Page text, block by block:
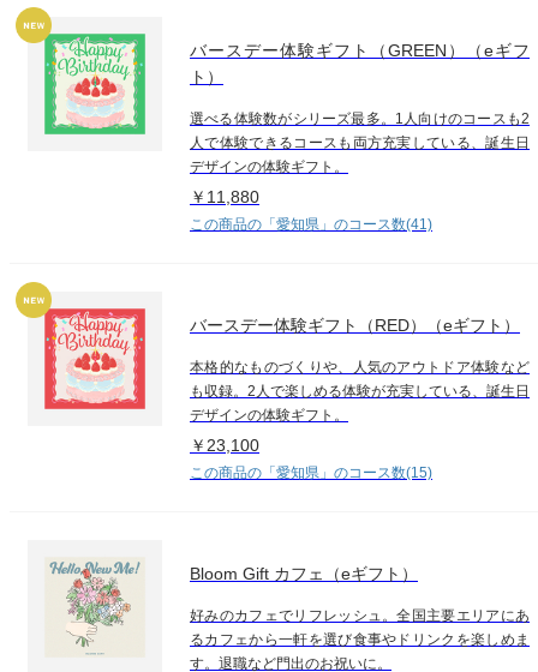
バースデー体験ギフト（GREEN）（eギフ
ト）
選べる体験数がシリーズ最多。1人向けのコースも2
人で体験できるコースも両方充実している、誕生日
デザインの体験ギフト。
￥11,880
この商品の「愛知県」のコース数(41)
バースデー体験ギフト（RED）（eギフト）
本格的なものづくりや、人気のアウトドア体験など
も収録。2人で楽しめる体験が充実している、誕生日
デザインの体験ギフト。
￥23,100
この商品の「愛知県」のコース数(15)
Bloom Gift カフェ（eギフト）
好みのカフェでリフレッシュ。全国主要エリアにあ
るカフェから一軒を選び食事やドリンクを楽しめま
す。退職など門出のお祝いに。